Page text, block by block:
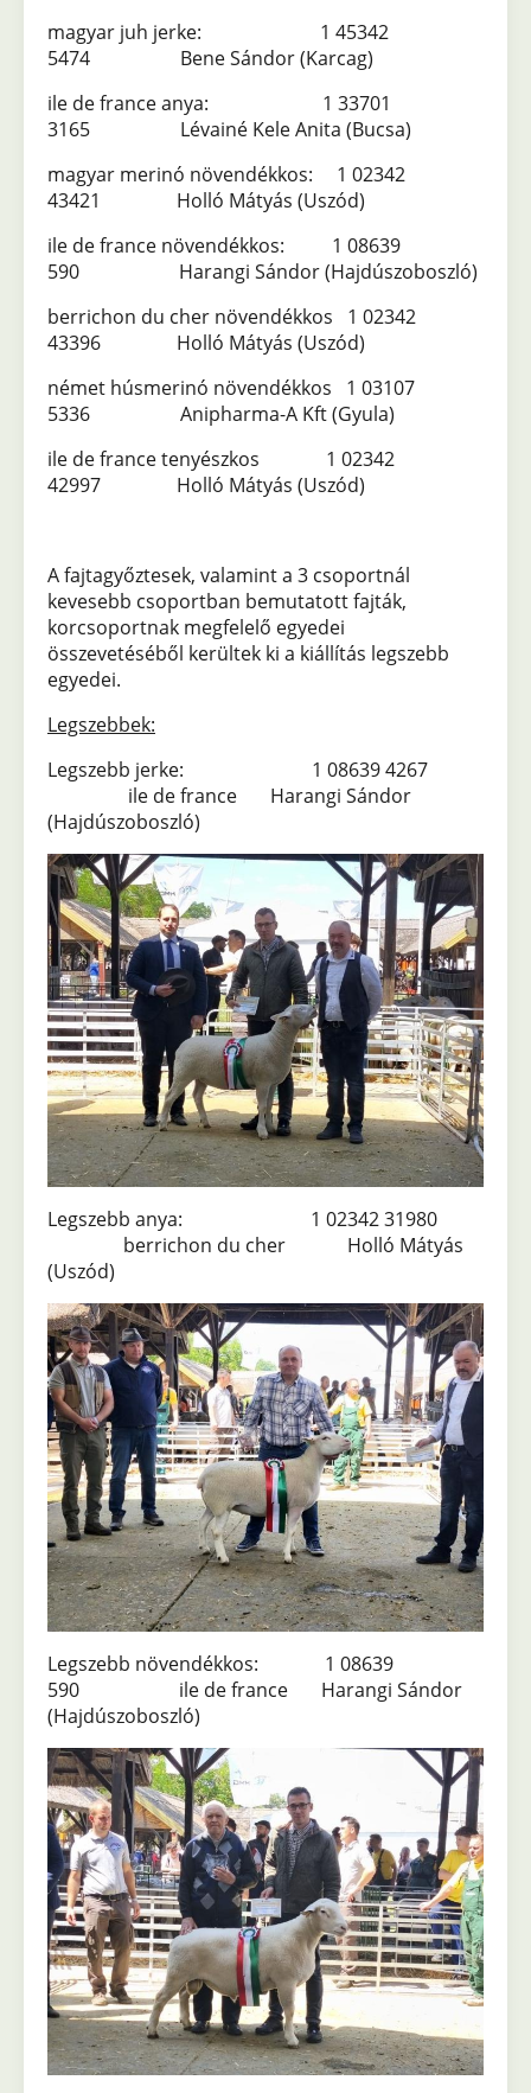
magyar juh jerke: 1 45342
5474 Bene Sándor (Karcag)
ile de france anya: 1 33701
3165 Lévainé Kele Anita (Bucsa)
magyar merinó növendékkos: 1 02342
43421 Holló Mátyás (Uszód)
ile de france növendékkos: 1 08639
590 Harangi Sándor (Hajdúszoboszló)
berrichon du cher növendékkos 1 02342
43396 Holló Mátyás (Uszód)
német húsmerinó növendékkos 1 03107
5336 Anipharma-A Kft (Gyula)
ile de france tenyészkos 1 02342
42997 Holló Mátyás (Uszód)
A fajtagyőztesek, valamint a 3 csoportnál
kevesebb csoportban bemutatott fajták,
korcsoportnak megfelelő egyedei
összevetéséből kerültek ki a kiállítás legszebb
egyedei.
Legszebbek:
Legszebb jerke: 1 08639 4267
ile de france Harangi Sándor
(Hajdúszoboszló)
Legszebb anya: 1 02342 31980
berrichon du cher Holló Mátyás
(Uszód)
Legszebb növendékkos: 1 08639
590 ile de france Harangi Sándor
(Hajdúszoboszló)